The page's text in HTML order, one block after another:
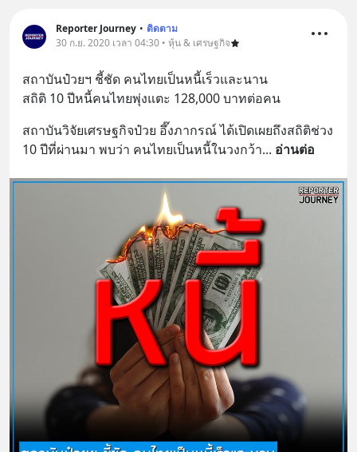
Reporter Journey • ติดตาม
30 ก.ย. 2020 เวลา 04:30 • หุ้น & เศรษฐกิจ
สถาบันป๋วยฯ ชี้ชัด คนไทยเป็นหนี้เร็วและนาน
สถิติ 10 ปีหนี้คนไทยพุ่งแตะ 128,000 บาทต่อคน
สถาบันวิจัยเศรษฐกิจป๋วย อึ๊งภากรณ์ ได้เปิดเผยถึงสถิติช่วง
10 ปีที่ผ่านมา พบว่า คนไทยเป็นหนี้ในวงกว้า... อ่านต่อ